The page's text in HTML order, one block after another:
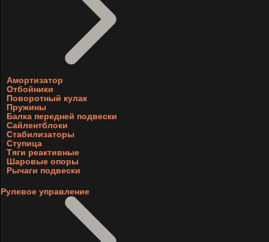
Амортизатор
Отбойники
Поворотный кулак
Пружины
Балка передней подвески
Сайлентблоки
Стабилизаторы
Ступица
Тяги реактивные
Шаровые опоры
Рычаги подвески
Рулевое управление